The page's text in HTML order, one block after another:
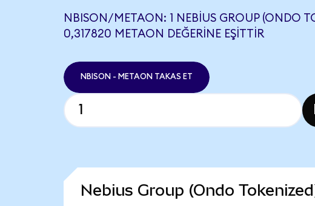
NBISON/METAON: 1 NEBIUS GROUP (ONDO
0,317820 METAON DEĞERINE EŞITTIR
NBISON - METAON TAKAS ET
Nebius Group (Ondo